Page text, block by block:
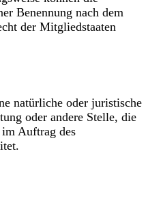
Benennung nach dem
der Mitgliedstaaten
natürliche oder juristische
oder andere Stelle, die
im Auftrag des